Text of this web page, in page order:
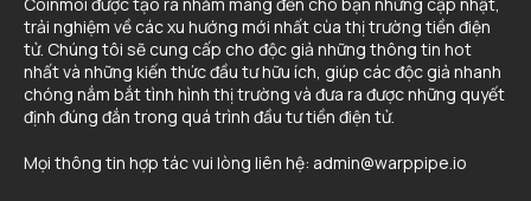
trải nghiệm về các xu hướng mới nhất cùa thị trường tiền điện
tử. Chúng tôi sẽ cung cấp cho độc giả những thông tin hot
nhất và những kiến thức đầu tư hữu ích, giúp các độc giả nhanh
chóng nắm bắt tình hình thị trường và đưa ra được những quyết
định đúng đắn trong quá trình đầu tư tiền điện tử.
Mọi thông tin hợp tác vui lòng liên hệ: admin@warppipe.io